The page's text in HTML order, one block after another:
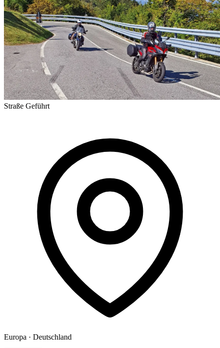
Straße Geführt
Europa · Deutschland